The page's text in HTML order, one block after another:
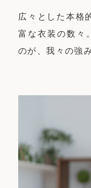
広々とした本格
富な衣装の数々。
のが、我々の強